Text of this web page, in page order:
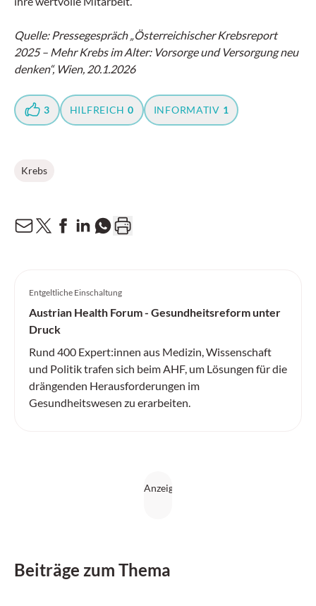
Quelle: Pressegespräch „Österreichischer Krebsreport
2025 – Mehr Krebs im Alter: Vorsorge und Versorgung neu
denken“, Wien, 20.1.2026
3 HILFREICH 0 INFORMATIV 1
Krebs
Entgeltliche Einschaltung
Austrian Health Forum - Gesundheitsreform unter
Druck
Rund 400 Expert:innen aus Medizin, Wissenschaft
und Politik trafen sich beim AHF, um Lösungen für die
drängenden Herausforderungen im
Gesundheitswesen zu erarbeiten.
Beiträge zum Thema